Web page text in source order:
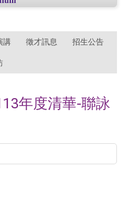
講 徵才訊息 招生公告
年度清華-聯詠